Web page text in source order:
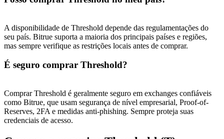
A disponibilidade de Threshold depende das regulamentações do
seu país. Bitrue suporta a maioria dos principais países e regiões,
mas sempre verifique as restrições locais antes de comprar.
É seguro comprar Threshold?
Comprar Threshold é geralmente seguro em exchanges confiáveis ​​
como Bitrue, que usam segurança de nível empresarial, Proof-of-
Reserves, 2FA e medidas anti-phishing. Sempre proteja suas
credenciais de acesso.